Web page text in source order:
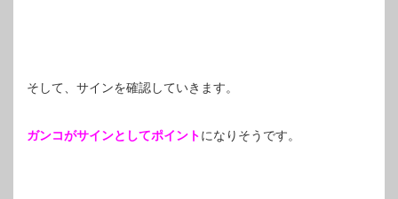
そして、サインを確認していきます。
ガンコがサインとしてポイントになりそうです。